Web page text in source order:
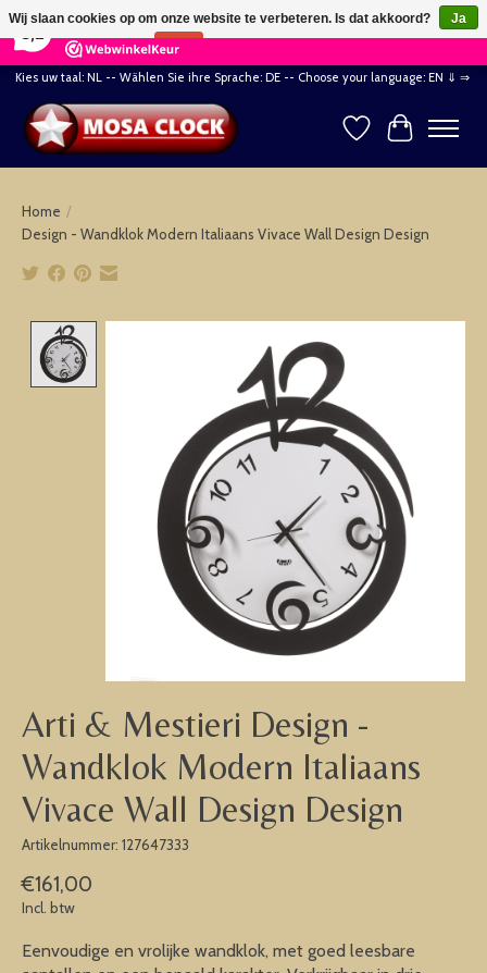
164 Reviews ×
Kies uw taal: NL -- Wählen Sie ihre Sprache: DE -- Choose your language: EN ⇓ ⇒
Verlanglijst
Home /
Design - Wandklok Modern Italiaans Vivace Wall Design Design
Arti & Mestieri Design -
Wandklok Modern Italiaans
Vivace Wall Design Design
Artikelnummer: 127647333
€161,00
Incl. btw
Eenvoudige en vrolijke wandklok, met goed leesbare
Wij slaan cookies op om onze website te verbeteren. Is dat akkoord?
Ja
Nee